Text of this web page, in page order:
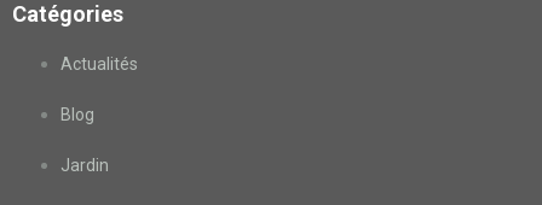
Catégories
Actualités
Blog
Jardin